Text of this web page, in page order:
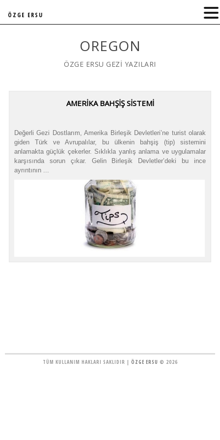
OREGON
ÖZGE ERSU GEZİ YAZILARI
AMERİKA BAHŞİŞ SİSTEMİ
Değerli Gezi Dostlarım, Amerika Birleşik Devletleri’ne turist olarak
giden Türk ve Avrupalılar, bu ülkenin bahşiş (tip) sistemini
anlamakta güçlük çekerler. Sıklıkla yanlış anlama ve uygulamalar
karşısında sorun çıkar. Gelin Birleşik Devletler’deki bu ince
ayrıntının ...
TÜM KULLANIM HAKLARI SAKLIDIR | ÖZGE ERSU © 2026
ÖZGE ERSU